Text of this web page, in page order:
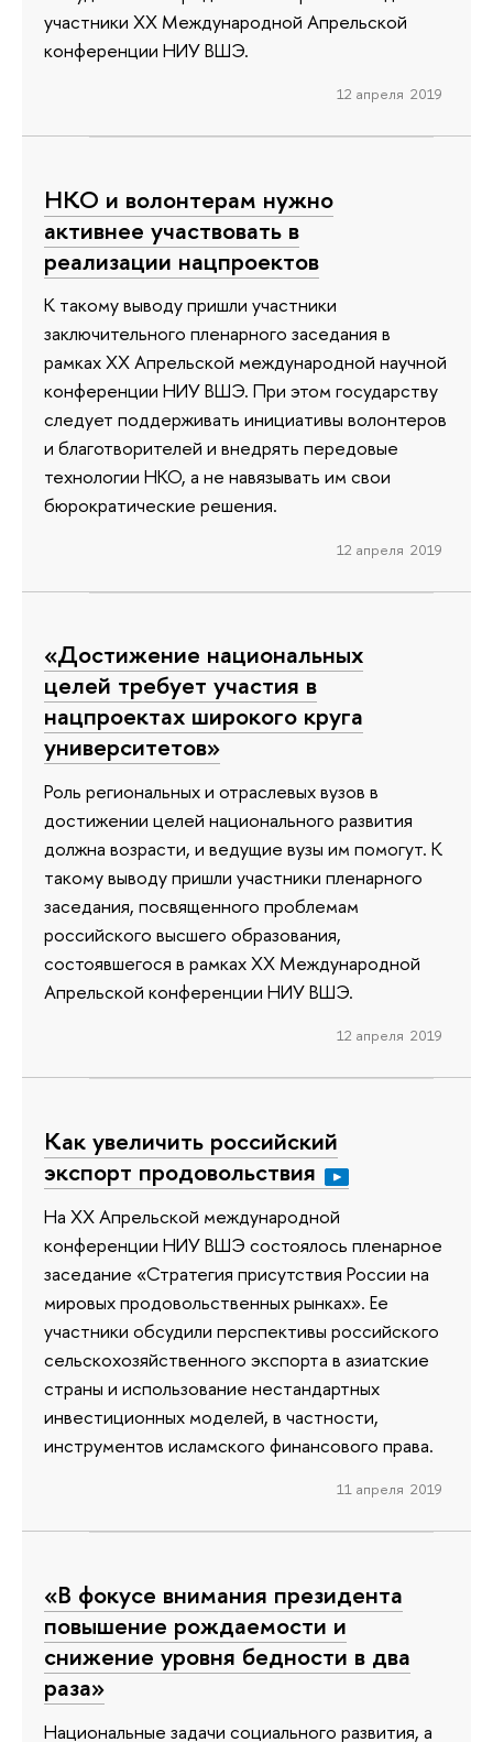
участники ХХ Международной Апрельской
конференции НИУ ВШЭ.
12 апреля 2019
НКО и волонтерам нужно
активнее участвовать в
реализации нацпроектов
К такому выводу пришли участники
заключительного пленарного заседания в
рамках XX Апрельской международной научной
конференции НИУ ВШЭ. При этом государству
следует поддерживать инициативы волонтеров
и благотворителей и внедрять передовые
технологии НКО, а не навязывать им свои
бюрократические решения.
12 апреля 2019
«Достижение национальных
целей требует участия в
нацпроектах широкого круга
университетов»
Роль региональных и отраслевых вузов в
достижении целей национального развития
должна возрасти, и ведущие вузы им помогут. К
такому выводу пришли участники пленарного
заседания, посвященного проблемам
российского высшего образования,
состоявшегося в рамках ХХ Международной
Апрельской конференции НИУ ВШЭ.
12 апреля 2019
Как увеличить российский
экспорт продовольствия
На XX Апрельской международной
конференции НИУ ВШЭ состоялось пленарное
заседание «Стратегия присутствия России на
мировых продовольственных рынках». Ее
участники обсудили перспективы российского
сельскохозяйственного экспорта в азиатские
страны и использование нестандартных
инвестиционных моделей, в частности,
инструментов исламского финансового права.
11 апреля 2019
«В фокусе внимания президента
повышение рождаемости и
снижение уровня бедности в два
раза»
Национальные задачи социального развития, а